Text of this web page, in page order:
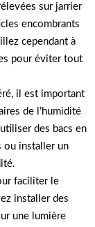
sur jarrier
encombrants
cependant à
pour éviter tout
il est important
de l’humidité
des bacs en
ou installer un
faciliter le
installer des
une lumière